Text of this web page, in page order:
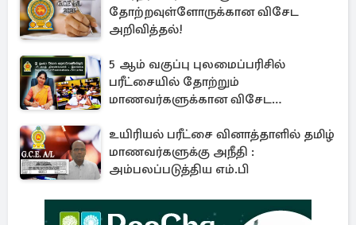
தோற்றவுள்ளோருக்கான விசேட
அறிவித்தல்!
5 ஆம் வகுப்பு புலமைப்பரிசில்
பரீட்சையில் தோற்றும்
மாணவர்களுக்கான விசேட
உயிரியல் பரீட்சை வினாத்தாளில் தமிழ்
மாணவர்களுக்கு அநீதி :
அம்பலப்படுத்திய எம்.பி